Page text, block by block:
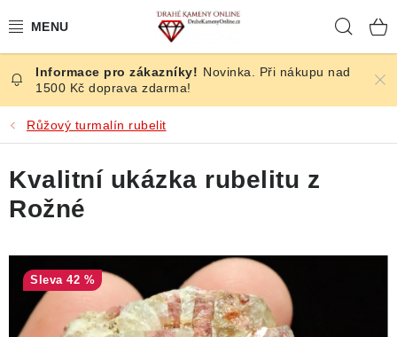
na
ČESKÉ KAMENY
ŠPERKY
KAMENY ZE SVĚTA
BROUŠENÉ
SLEVY
ÚČINKY
Novinka. Při nákupu nad
1500 Kč doprava zdarma!
Růžový turmalín rubelit
Kvalitní ukázka rubelitu z
Rožné
42 %